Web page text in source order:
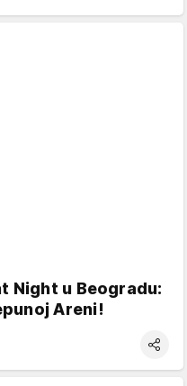
Night u Beogradu:
Areni!